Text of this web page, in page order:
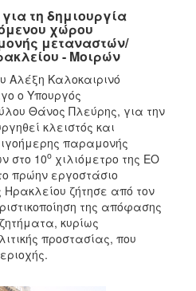
τη δημιουργία
χώρου
μεταναστών/
- Μοιρών
Αλέξη Καλοκαιρινό
ο Υπουργός
Θάνος Πλεύρης, για την
κλειστός και
παραμονής
στο 10ο χιλιόμετρο της ΕΟ
πρώην εργοστάσιο
ζήτησε από τον
της απόφασης
κυρίως
προστασίας, που